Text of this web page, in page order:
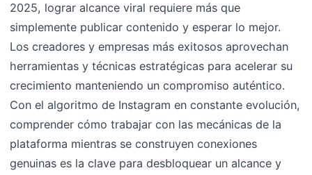
2025, lograr alcance viral requiere más que
simplemente publicar contenido y esperar lo mejor.
Los creadores y empresas más exitosos aprovechan
herramientas y técnicas estratégicas para acelerar su
crecimiento manteniendo un compromiso auténtico.
Con el algoritmo de Instagram en constante evolución,
comprender cómo trabajar con las mecánicas de la
plataforma mientras se construyen conexiones
genuinas es la clave para desbloquear un alcance y